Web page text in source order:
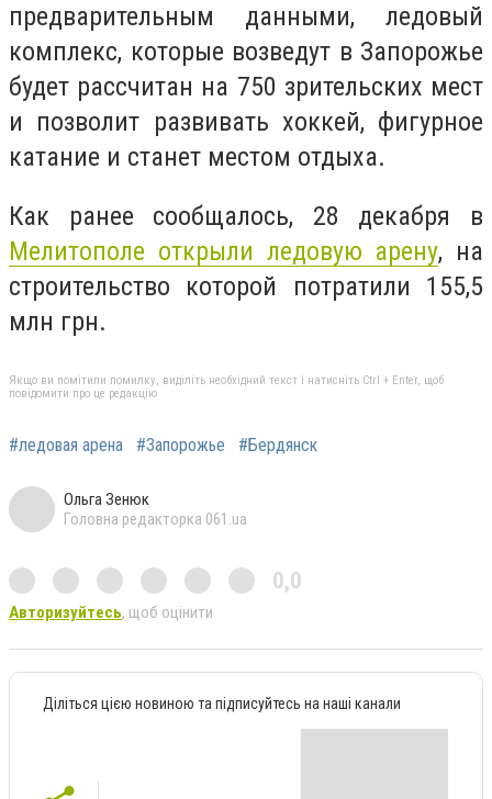
предварительным данными, ледовый
комплекс, которые возведут в Запорожье
будет рассчитан на 750 зрительских мест
и позволит развивать хоккей, фигурное
катание и станет местом отдыха.
Как ранее сообщалось, 28 декабря в
Мелитополе открыли ледовую арену, на
строительство которой потратили 155,5
млн грн.
Якщо ви помітили помилку, виділіть необхідний текст і натисніть Ctrl + Enter, щоб
повідомити про це редакцію
#ледовая арена #Запорожье #Бердянск
Ольга Зенюк
Головна редакторка 061.ua
0,0
Авторизуйтесь, щоб оцінити
Діліться цією новиною та підписуйтесь на наші канали